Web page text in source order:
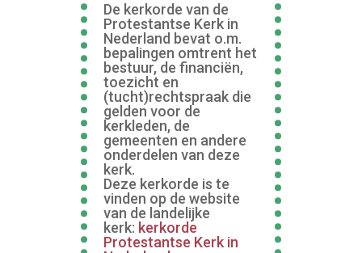
De kerkorde van de
Protestantse Kerk in
Nederland bevat o.m.
bepalingen omtrent het
bestuur, de financiën,
toezicht en
(tucht)rechtspraak die
gelden voor de
kerkleden, de
gemeenten en andere
onderdelen van deze
kerk.
Deze kerkorde is te
vinden op de website
van de landelijke
kerk: kerkorde
Protestantse Kerk in